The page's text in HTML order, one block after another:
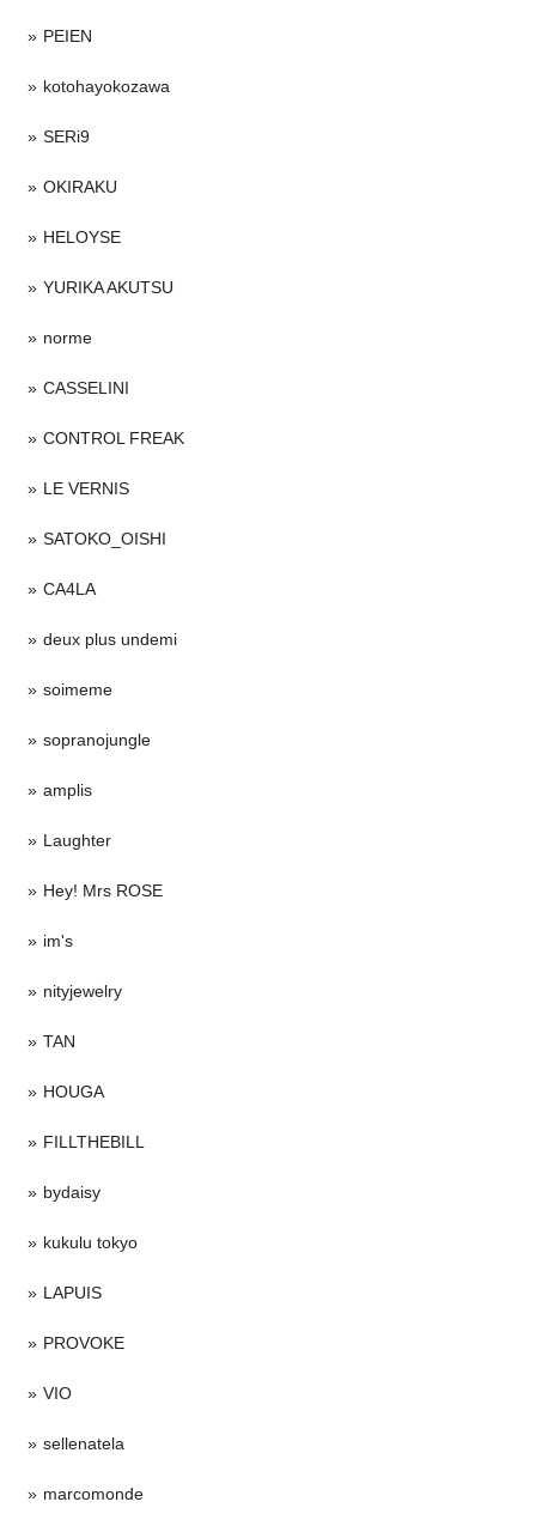
PEIEN
kotohayokozawa
SERi9
OKIRAKU
HELOYSE
YURIKA AKUTSU
norme
CASSELINI
CONTROL FREAK
LE VERNIS
SATOKO_OISHI
CA4LA
deux plus undemi
soimeme
sopranojungle
amplis
Laughter
Hey! Mrs ROSE
im's
nityjewelry
TAN
HOUGA
FILLTHEBILL
bydaisy
kukulu tokyo
LAPUIS
PROVOKE
VIO
sellenatela
marcomonde